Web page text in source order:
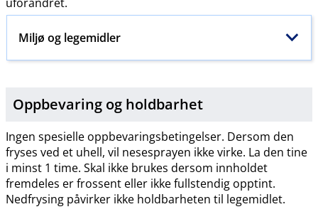
Miljø og legemidler
Oppbevaring og holdbarhet
Ingen spesielle oppbevaringsbetingelser. Dersom den
fryses ved et uhell, vil nesesprayen ikke virke. La den tine
i minst 1 time. Skal ikke brukes dersom innholdet
fremdeles er frossent eller ikke fullstendig opptint.
Nedfrysing påvirker ikke holdbarheten til legemidlet.